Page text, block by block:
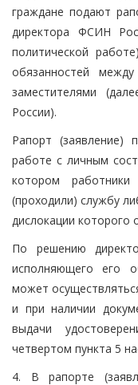
граждане подают
директора ФСИН
политической
обязанностей
заместителями
России).
Рапорт (заявление)
работе с личным
котором
(проходили) службу
дислокации которого
По решению
исполняющего его
может
и при наличии
выдачи
четвертом пункта 5
4. В рапорте